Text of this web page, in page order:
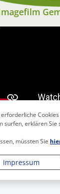
surfen, erklären
müssten Sie
Impressum
Kontakt